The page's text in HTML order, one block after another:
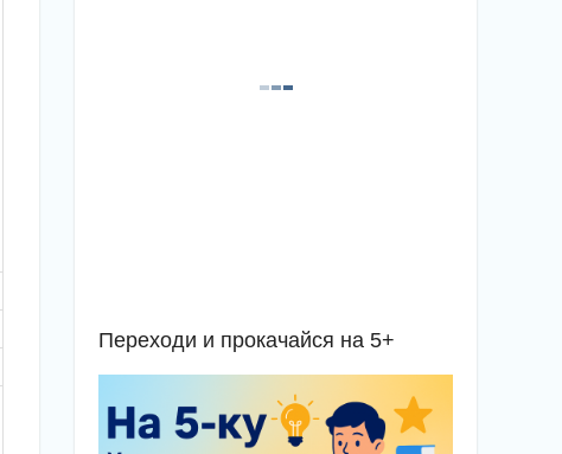
Переходи и прокачайся на 5+